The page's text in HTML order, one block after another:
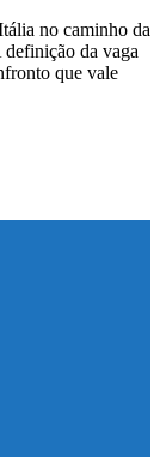
no caminho da
da vaga
que vale